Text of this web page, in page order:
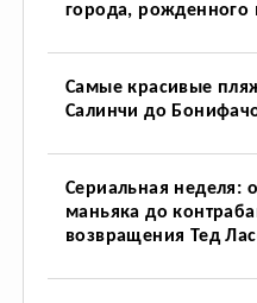
города, рожденного
Самые красивые
Салинчи до
Сериальная неделя:
маньяка до
возвращения Тед